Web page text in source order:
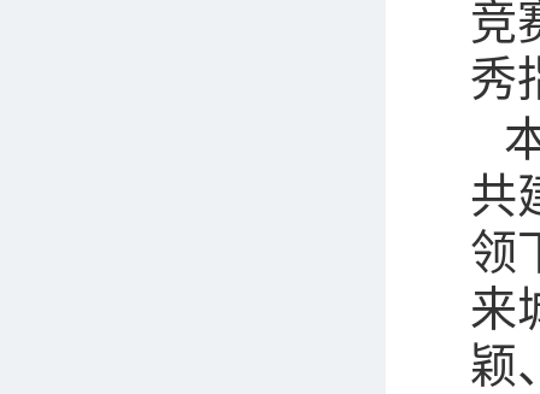
竞
秀
共
领
来
颖